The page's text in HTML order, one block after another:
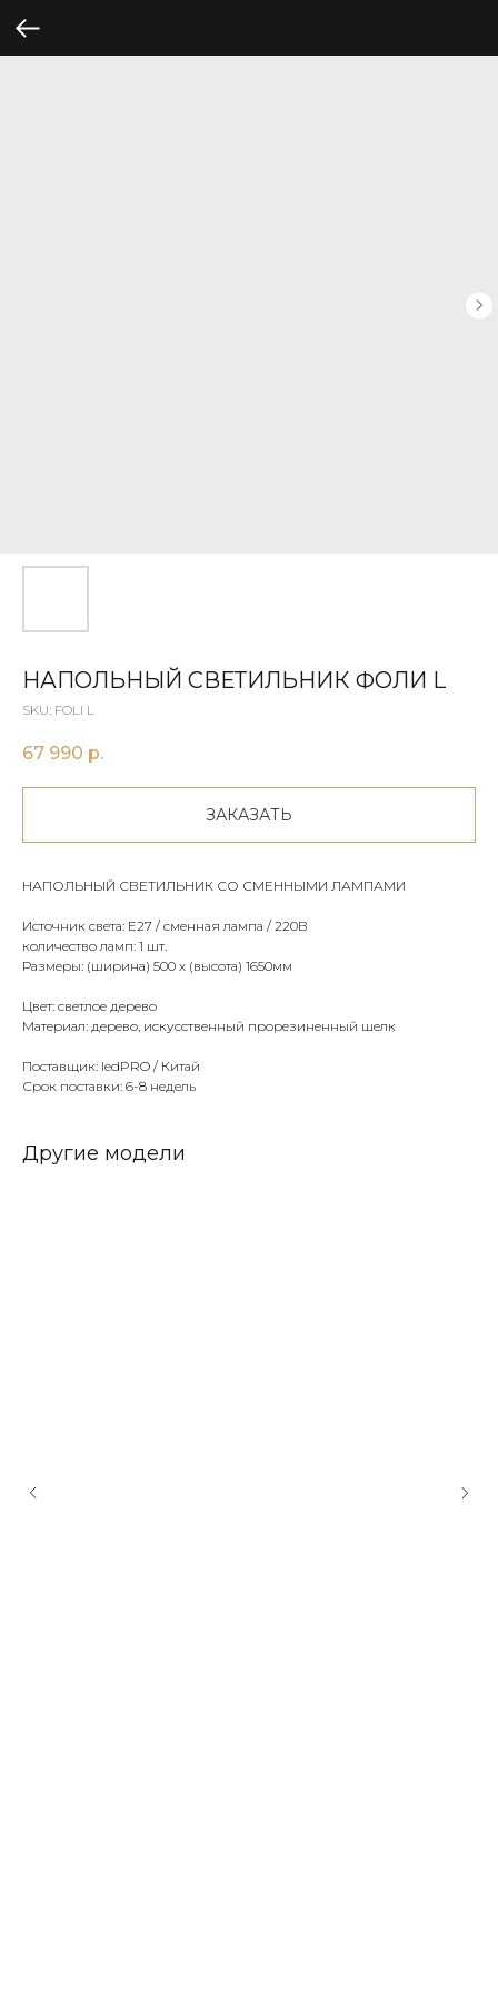
НАПОЛЬНЫЙ СВЕТИЛЬНИК ФОЛИ L
SKU: FOLI L
67 990 р.
ЗАКАЗАТЬ
НАПОЛЬНЫЙ СВЕТИЛЬНИК СО СМЕННЫМИ ЛАМПАМИ
Источник света: E27 / сменная лампа / 220В
количество ламп: 1 шт.
Размеры: (ширина) 500 х (высота) 1650мм
Цвет: светлое дерево
Материал: дерево, искусственный прорезиненный шелк
Поставщик: ledPRO / Китай
Срок поставки: 6-8 недель
Другие модели